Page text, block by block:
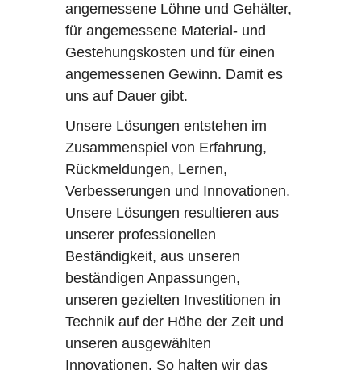
angemessene Löhne und Gehälter,
für angemessene Material- und
Gestehungskosten und für einen
angemessenen Gewinn. Damit es
uns auf Dauer gibt.
Unsere Lösungen entstehen im
Zusammenspiel von Erfahrung,
Rückmeldungen, Lernen,
Verbesserungen und Innovationen.
Unsere Lösungen resultieren aus
unserer professionellen
Beständigkeit, aus unseren
beständigen Anpassungen,
unseren gezielten Investitionen in
Technik auf der Höhe der Zeit und
unseren ausgewählten
Innovationen. So halten wir das